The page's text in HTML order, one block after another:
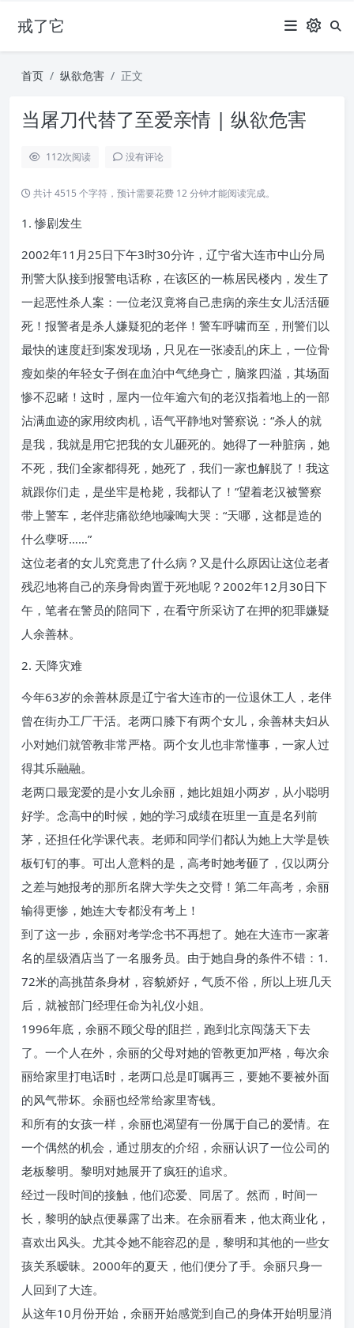
戒了它
首页 纵欲危害 正文
当屠刀代替了至爱亲情 | 纵欲危害
112次阅读 没有评论
共计 4515 个字符，预计需要花费 12 分钟才能阅读完成。
1. 惨剧发生
2002年11月25日下午3时30分许，辽宁省大连市中山分局
刑警大队接到报警电话称，在该区的一栋居民楼内，发生了
一起恶性杀人案：一位老汉竟将自己患病的亲生女儿活活砸
死！报警者是杀人嫌疑犯的老伴！警车呼啸而至，刑警们以
最快的速度赶到案发现场，只见在一张凌乱的床上，一位骨
瘦如柴的年轻女子倒在血泊中气绝身亡，脑浆四溢，其场面
惨不忍睹！这时，屋内一位年逾六旬的老汉指着地上的一部
沾满血迹的家用绞肉机，语气平静地对警察说：“杀人的就
是我，我就是用它把我的女儿砸死的。她得了一种脏病，她
不死，我们全家都得死，她死了，我们一家也解脱了！我这
就跟你们走，是坐牢是枪毙，我都认了！”望着老汉被警察
带上警车，老伴悲痛欲绝地嚎啕大哭：“天哪，这都是造的
什么孽呀……”
这位老者的女儿究竟患了什么病？又是什么原因让这位老者
残忍地将自己的亲身骨肉置于死地呢？2002年12月30日下
午，笔者在警员的陪同下，在看守所采访了在押的犯罪嫌疑
人余善林。
2. 天降灾难
今年63岁的余善林原是辽宁省大连市的一位退休工人，老伴
曾在街办工厂干活。老两口膝下有两个女儿，余善林夫妇从
小对她们就管教非常严格。两个女儿也非常懂事，一家人过
得其乐融融。
老两口最宠爱的是小女儿余丽，她比姐姐小两岁，从小聪明
好学。念高中的时候，她的学习成绩在班里一直是名列前
茅，还担任化学课代表。老师和同学们都认为她上大学是铁
板钉钉的事。可出人意料的是，高考时她考砸了，仅以两分
之差与她报考的那所名牌大学失之交臂！第二年高考，余丽
输得更惨，她连大专都没有考上！
到了这一步，余丽对考学念书不再想了。她在大连市一家著
名的星级酒店当了一名服务员。由于她自身的条件不错：1.
72米的高挑苗条身材，容貌娇好，气质不俗，所以上班几天
后，就被部门经理任命为礼仪小姐。
1996年底，余丽不顾父母的阻拦，跑到北京闯荡天下去
了。一个人在外，余丽的父母对她的管教更加严格，每次余
丽给家里打电话时，老两口总是叮嘱再三，要她不要被外面
的风气带坏。余丽也经常给家里寄钱。
和所有的女孩一样，余丽也渴望有一份属于自己的爱情。在
一个偶然的机会，通过朋友的介绍，余丽认识了一位公司的
老板黎明。黎明对她展开了疯狂的追求。
经过一段时间的接触，他们恋爱、同居了。然而，时间一
长，黎明的缺点便暴露了出来。在余丽看来，他太商业化，
喜欢出风头。尤其令她不能容忍的是，黎明和其他的一些女
孩关系暧昧。2000年的夏天，他们便分了手。余丽只身一
人回到了大连。
从这年10月份开始，余丽开始感觉到自己的身体开始明显消